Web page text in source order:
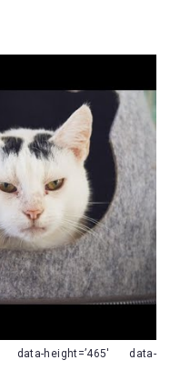
height=’465′ data-